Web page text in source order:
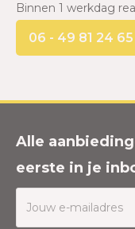
Binnen 1 werkdag
06 - 49 81 24 65
Alle
eerste in je